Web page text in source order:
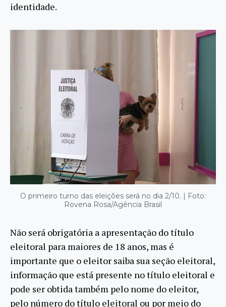
identidade.
O primeiro turno das eleições será no dia 2/10. | Foto:
Rovena Rosa/Agência Brasil
Não será obrigatória a apresentação do título
eleitoral para maiores de 18 anos, mas é
importante que o eleitor saiba sua seção eleitoral,
informação que está presente no título eleitoral e
pode ser obtida também pelo nome do eleitor,
pelo número do título eleitoral ou por meio do